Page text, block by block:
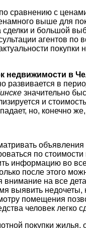
сравнению с
выше для
и большой
агентов по
покупки
недвижимости в
развивается в
значительно
и
но, конечно
объявления
по стоимости
информацию во
после этого
внимание на все
выявить недочеты,
помещения
человек легко
покупки жилья,